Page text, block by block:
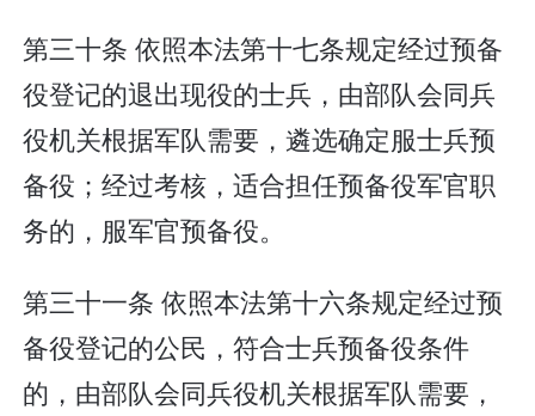
第三十条 依照本法第十七条规定经过预备
役登记的退出现役的士兵，由部队会同兵
役机关根据军队需要，遴选确定服士兵预
备役；经过考核，适合担任预备役军官职
务的，服军官预备役。
第三十一条 依照本法第十六条规定经过预
备役登记的公民，符合士兵预备役条件
的，由部队会同兵役机关根据军队需要，